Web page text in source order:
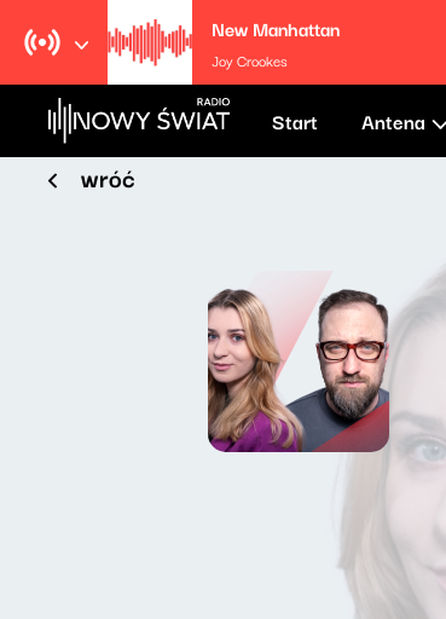
New Manhattan
Joy Crookes
Start Antena
wróć